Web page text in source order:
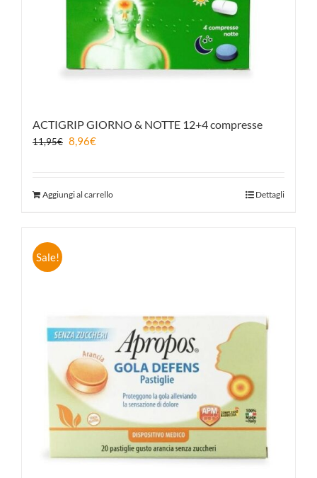
ACTIGRIP GIORNO & NOTTE 12+4 compresse
11,95€ 8,96€
Aggiungi al carrello Dettagli
Sale!